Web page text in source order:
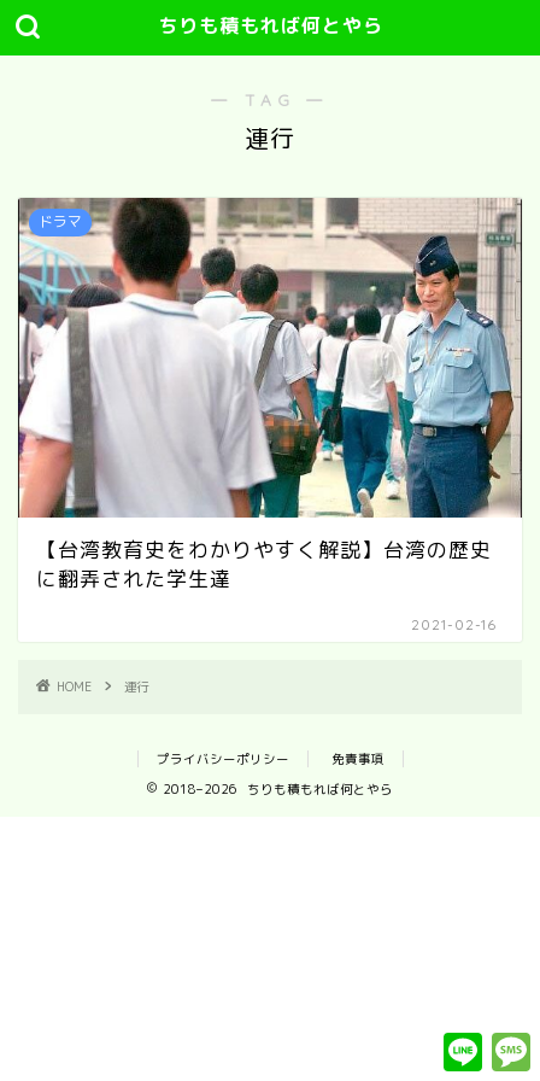
ちりも積もれば何とやら
― TAG ―
連行
ドラマ
【台湾教育史をわかりやすく解説】台湾の歴史
に翻弄された学生達
2021-02-16
HOME 連行
プライバシーポリシー
免責事項
2018–2026 ちりも積もれば何とやら
L